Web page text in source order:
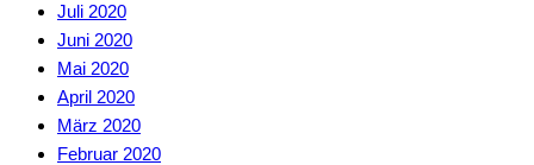
Juli 2020
Juni 2020
Mai 2020
April 2020
März 2020
Februar 2020